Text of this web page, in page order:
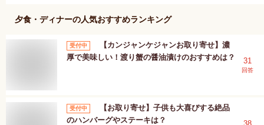
夕食・ディナーの人気おすすめランキング
受付中
【カンジャンケジャンお取り寄せ】濃
厚で美味しい！渡り蟹の醤油漬けのおすすめは？
31
回答
受付中
【お取り寄せ】子供も大喜びする絶品
のハンバーグやステーキは？